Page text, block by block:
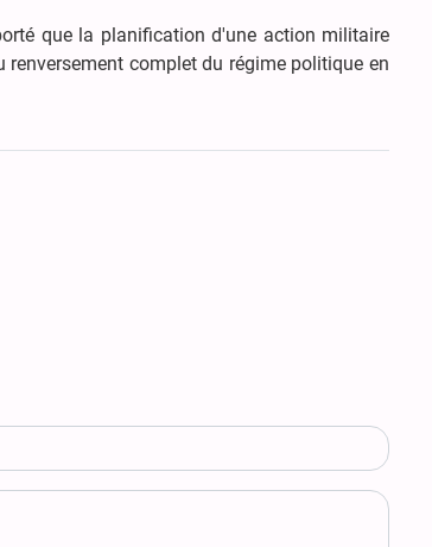
que la planification d'une action militaire
complet du régime politique en